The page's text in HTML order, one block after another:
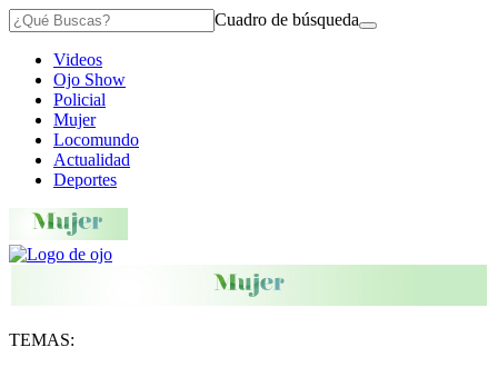
Cuadro de búsqueda
Videos
Ojo Show
Policial
Mujer
Locomundo
Actualidad
Deportes
TEMAS: